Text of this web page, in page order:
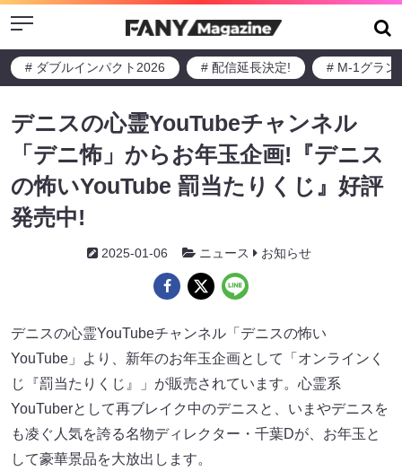
Menu
# ダブルインパクト2026 # 配信延長決定! # M-1グラン
デニスの心霊YouTubeチャンネル
「デニ怖」からお年玉企画!『デニス
の怖いYouTube 罰当たりくじ』好評
発売中!
2025-01-06 ニュース お知らせ
デニスの心霊YouTubeチャンネル「デニスの怖い
YouTube」より、新年のお年玉企画として「オンラインく
じ『罰当たりくじ』」が販売されています。心霊系
YouTuberとして再ブレイク中のデニスと、いまやデニスを
も凌ぐ人気を誇る名物ディレクター・千葉Dが、お年玉と
して豪華景品を大放出します。